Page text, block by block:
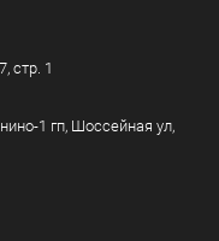
стр. 1
1 гп, Шоссейная ул,